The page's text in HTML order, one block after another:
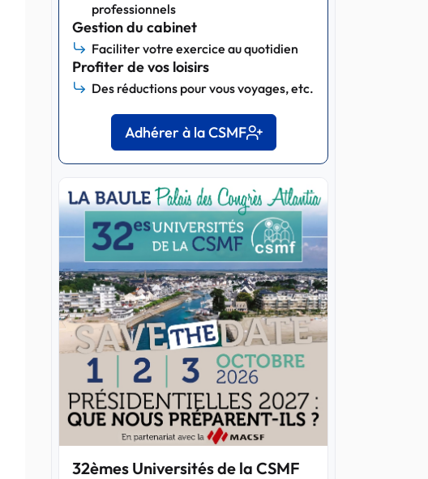
professionnels
Gestion du cabinet
Faciliter votre exercice au quotidien
Profiter de vos loisirs
Des réductions pour vous voyages, etc.
Adhérer à la CSMF
32èmes Universités de la CSMF